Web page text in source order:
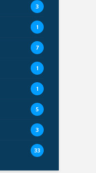
3
1
7
1
1
5
3
33